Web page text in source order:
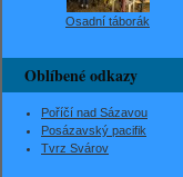
Osadní táborák
Oblíbené odkazy
Poříčí nad Sázavou
Posázavský pacifik
Tvrz Svárov